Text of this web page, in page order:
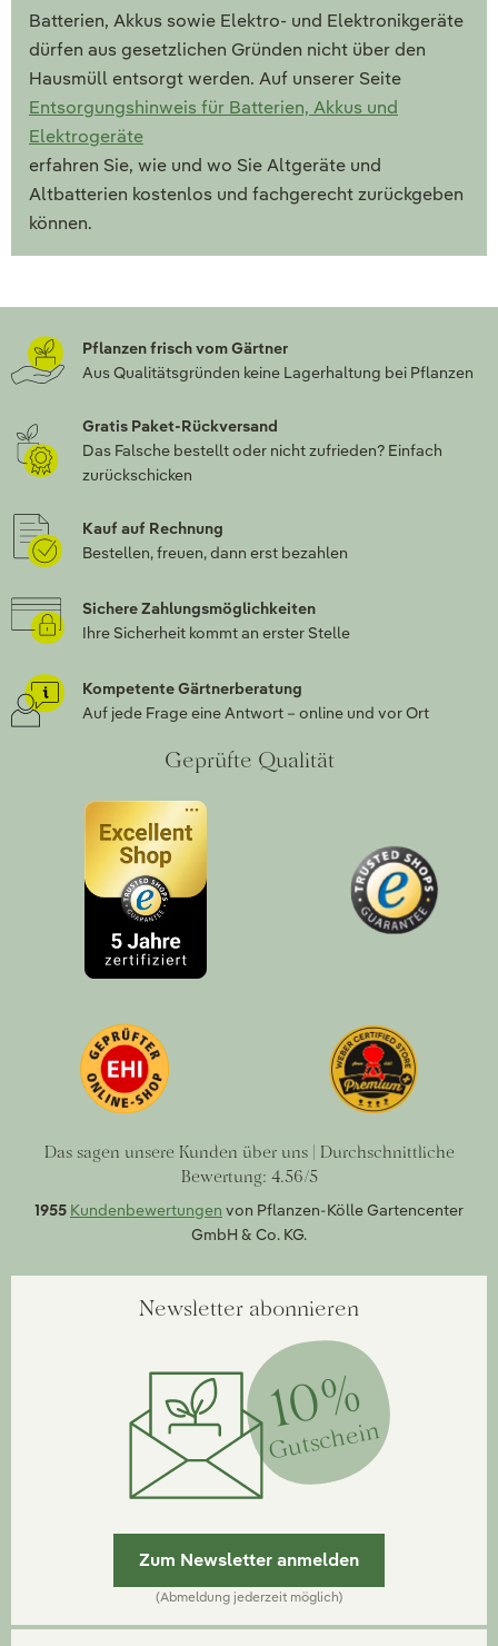
Batterien, Akkus sowie Elektro- und Elektronikgeräte
dürfen aus gesetzlichen Gründen nicht über den
Hausmüll entsorgt werden. Auf unserer Seite
Entsorgungshinweis für Batterien, Akkus und
Elektrogeräte
erfahren Sie, wie und wo Sie Altgeräte und
Altbatterien kostenlos und fachgerecht zurückgeben
können.
Pflanzen frisch vom Gärtner
Aus Qualitätsgründen keine Lagerhaltung bei Pflanzen
Gratis Paket-Rückversand
Das Falsche bestellt oder nicht zufrieden? Einfach
zurückschicken
Kauf auf Rechnung
Bestellen, freuen, dann erst bezahlen
Sichere Zahlungsmöglichkeiten
Ihre Sicherheit kommt an erster Stelle
Kompetente Gärtnerberatung
Auf jede Frage eine Antwort – online und vor Ort
Geprüfte Qualität
Das sagen unsere Kunden über uns | Durchschnittliche
Bewertung: 4.56/5
1955 Kundenbewertungen von Pflanzen-Kölle Gartencenter
GmbH & Co. KG.
Newsletter abonnieren
10%
Gutschein
Zum Newsletter anmelden
(Abmeldung jederzeit möglich)